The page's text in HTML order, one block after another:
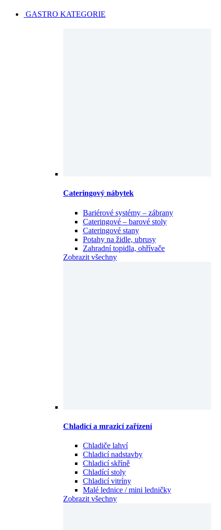
GASTRO KATEGORIE
Cateringový nábytek
Bariérové systémy – zábrany
Cateringové – barové stoly
Cateringové stany
Potahy na židle, ubrusy
Zahradní topidla, ohřívače
Zobrazit všechny
Chladicí a mrazicí zařízení
Chladiče lahví
Chladicí nadstavby
Chladicí skříně
Chladící stoly
Chladicí vitríny
Malé lednice / mini ledničky
Zobrazit všechny